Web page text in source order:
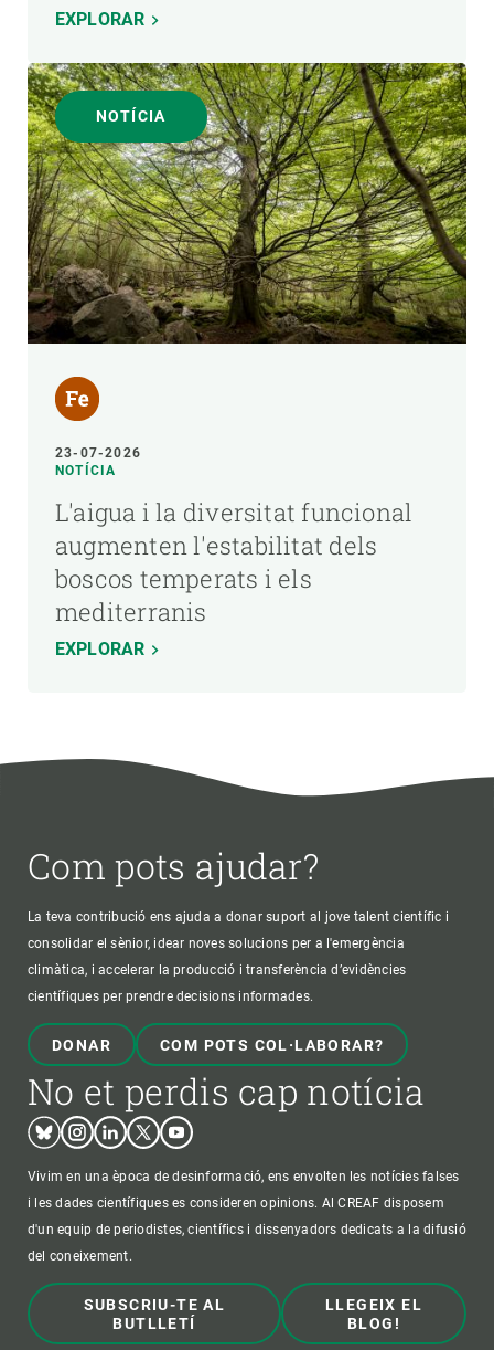
EXPLORAR
NOTÍCIA
23-07-2026
NOTÍCIA
L'aigua i la diversitat funcional
augmenten l'estabilitat dels
boscos temperats i els
mediterranis
EXPLORAR
Com pots ajudar?
La teva contribució ens ajuda a donar suport al jove talent científic i
consolidar el sènior, idear noves solucions per a l'emergència
climàtica, i accelerar la producció i transferència d’evidències
científiques per prendre decisions informades.
DONAR COM POTS COL·LABORAR?
No et perdis cap notícia
BlueskyInstagram
LinkedinTwitterYoutube
Vivim en una època de desinformació, ens envolten les notícies falses
i les dades científiques es consideren opinions. Al CREAF disposem
d'un equip de periodistes, científics i dissenyadors dedicats a la difusió
del coneixement.
SUBSCRIU-TE AL
BUTLLETÍ
LLEGEIX EL
BLOG!